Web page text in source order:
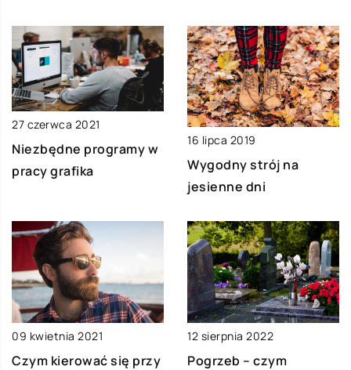
27 czerwca 2021
Niezbędne programy w
pracy grafika
16 lipca 2019
Wygodny strój na
jesienne dni
09 kwietnia 2021
Czym kierować się przy
12 sierpnia 2022
Pogrzeb – czym